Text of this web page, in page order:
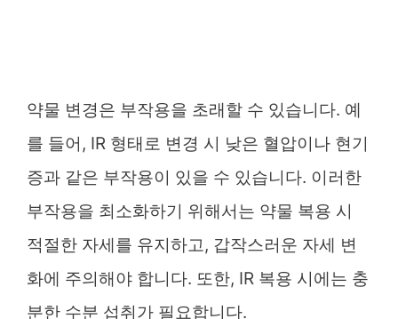
약물 변경은 부작용을 초래할 수 있습니다. 예
를 들어, IR 형태로 변경 시 낮은 혈압이나 현기
증과 같은 부작용이 있을 수 있습니다. 이러한
부작용을 최소화하기 위해서는 약물 복용 시
적절한 자세를 유지하고, 갑작스러운 자세 변
화에 주의해야 합니다. 또한, IR 복용 시에는 충
분한 수분 섭취가 필요합니다.